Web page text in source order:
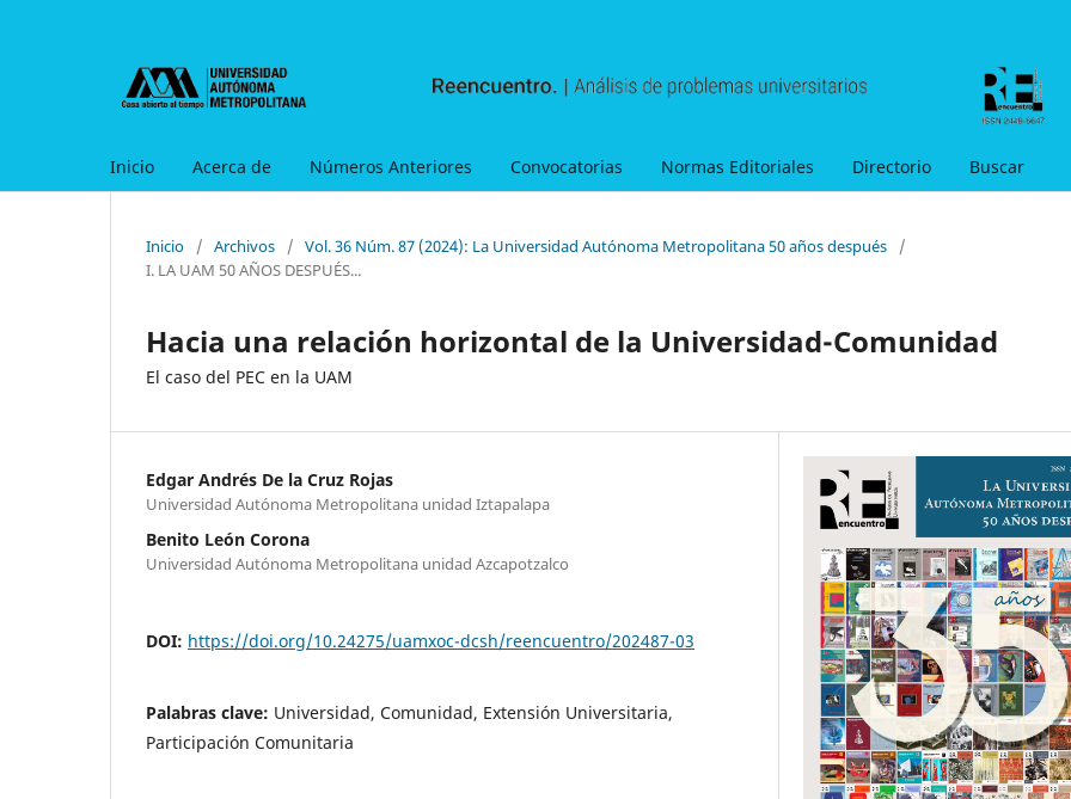
Inicio Acerca de Números Anteriores Convocatorias Normas Editoriales Directorio Buscar
Inicio / Archivos / Vol. 36 Núm. 87 (2024): La Universidad Autónoma Metropolitana 50 años después
/
I. LA UAM 50 AÑOS DESPUÉS...
Hacia una relación horizontal de la Universidad-Comunidad
El caso del PEC en la UAM
Edgar Andrés De la Cruz Rojas
Universidad Autónoma Metropolitana unidad Iztapalapa
Benito León Corona
Universidad Autónoma Metropolitana unidad Azcapotzalco
DOI: https://doi.org/10.24275/uamxoc-dcsh/reencuentro/202487-03
Palabras clave: Universidad, Comunidad, Extensión Universitaria,
Participación Comunitaria